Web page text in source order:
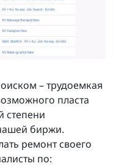
– трудоемкая
пласта
степени
биржи.
ремонт своего
по: